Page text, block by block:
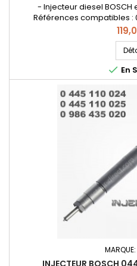
- Injecteur diesel
Références compatibles :
0445110010 , 0445110011 , 0 445
011 , A6110700487 ,
A61107005870080 ,
, 61107004870080 , 6110700587
,...
Prix
 En
MARQUE:
INJECTEUR BOSCH